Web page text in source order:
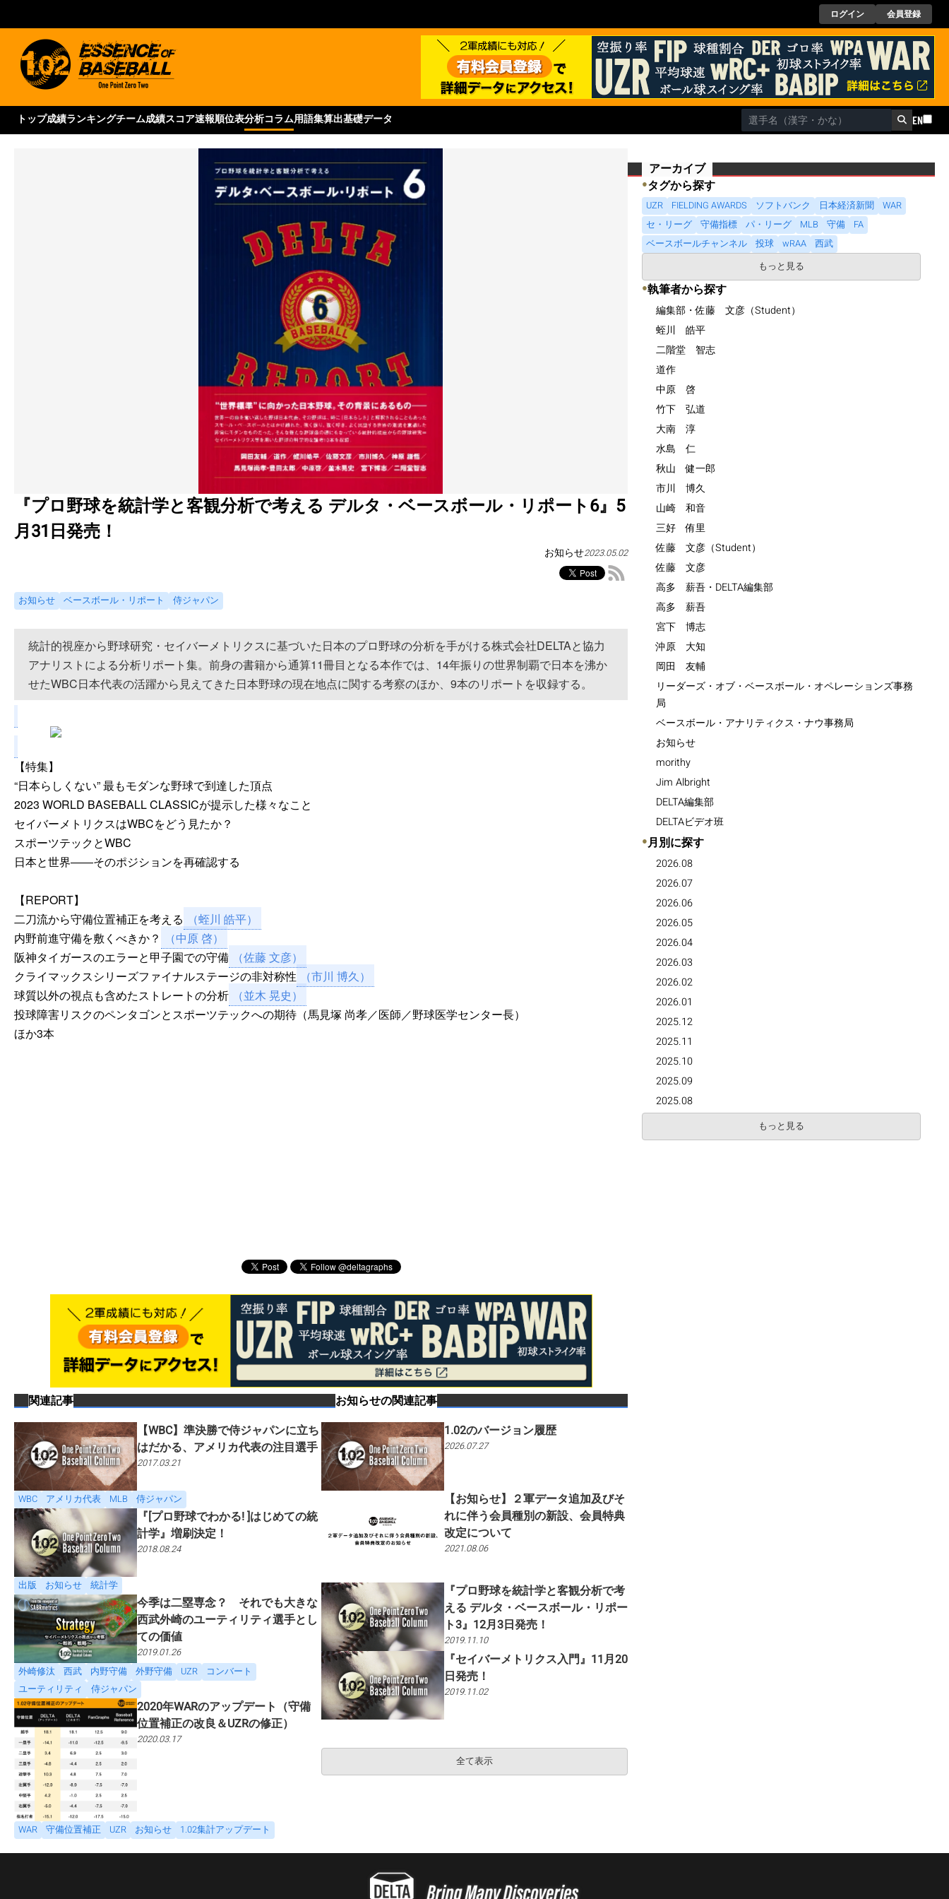
ログイン 会員登録
トップ成績ランキングチーム成績スコア速報順位表分析コラム用語集算出基礎データ EN
『プロ野球を統計学と客観分析で考える デルタ・ベースボール・リポート6』5
月31日発売！
お知らせ2023.05.02
お知らせ ベースボール・リポート 侍ジャパン
統計的視座から野球研究・セイバーメトリクスに基づいた日本のプロ野球の分析を手がける株式会社DELTAと協力
アナリストによる分析リポート集。前身の書籍から通算11冊目となる本作では、14年振りの世界制覇で日本を沸か
せたWBC日本代表の活躍から見えてきた日本野球の現在地点に関する考察のほか、9本のリポートを収録する。
【特集】
“日本らしくない” 最もモダンな野球で到達した頂点
2023 WORLD BASEBALL CLASSICが提示した様々なこと
セイバーメトリクスはWBCをどう見たか？
スポーツテックとWBC
日本と世界――そのポジションを再確認する
【REPORT】
二刀流から守備位置補正を考える
（蛭川 皓平）
内野前進守備を敷くべきか？
（中原 啓）
阪神タイガースのエラーと甲子園での守備
（佐藤 文彦）
クライマックスシリーズファイナルステージの非対称性
（市川 博久）
球質以外の視点も含めたストレートの分析
（並木 晃史）
投球障害リスクのペンタゴンとスポーツテックへの期待（馬見塚 尚孝／医師／野球医学センター長）
ほか3本
関連記事
【WBC】準決勝で侍ジャパンに立ち
はだかる、アメリカ代表の注目選手
2017.03.21
WBC アメリカ代表 MLB 侍ジャパン
『[プロ野球でわかる! ]はじめての統
計学』増刷決定！
2018.08.24
出版 お知らせ 統計学
今季は二塁専念？ それでも大きな
西武外崎のユーティリティ選手とし
ての価値
2019.01.26
外崎修汰
西武 内野守備 外野守備 UZR
コンバート
ユーティリティ
侍ジャパン
2020年WARのアップデート（守備
位置補正の改良＆UZRの修正）
2020.03.17
WAR 守備位置補正 UZR お知らせ 1.02集計アップデート
お知らせの関連記事
1.02のバージョン履歴
2026.07.27
【お知らせ】２軍データ追加及びそ
れに伴う会員種別の新設、会員特典
改定について
2021.08.06
『プロ野球を統計学と客観分析で考
える デルタ・ベースボール・リポー
ト3』12月3日発売！
2019.11.10
『セイバーメトリクス入門』11月20
日発売！
2019.11.02
全て表示
アーカイブ
●タグから探す
UZR FIELDING AWARDS ソフトバンク 日本経済新聞
WAR
セ・リーグ
守備指標 パ・リーグ MLB 守備
FA
ベースボールチャンネル
投球 wRAA
西武
もっと見る
●執筆者から探す
編集部・佐藤 文彦（Student）
蛭川 皓平
二階堂 智志
道作
中原 啓
竹下 弘道
大南 淳
水島 仁
秋山 健一郎
市川 博久
山崎 和音
三好 侑里
佐藤 文彦（Student）
佐藤 文彦
高多 薪吾・DELTA編集部
高多 薪吾
宮下 博志
沖原 大知
岡田 友輔
リーダーズ・オブ・ベースボール・オペレーションズ事務
局
ベースボール・アナリティクス・ナウ事務局
お知らせ
morithy
Jim Albright
DELTA編集部
DELTAビデオ班
●月別に探す
2026.08
2026.07
2026.06
2026.05
2026.04
2026.03
2026.02
2026.01
2025.12
2025.11
2025.10
2025.09
2025.08
もっと見る